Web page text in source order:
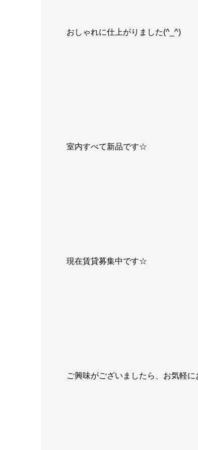
おしゃれに仕上がりました(^_^)
室内すべて新品です☆
現在賃貸募集中です☆
ご興味がございましたら、お気軽